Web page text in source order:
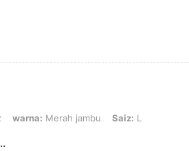
Merah jambu, Saiz: L
warna: Merah jambu Saiz: L